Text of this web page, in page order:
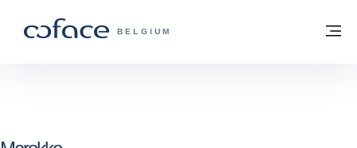
COFACE, FOR TRADE - GROEP
BELGIUM
Terug naar startpagina